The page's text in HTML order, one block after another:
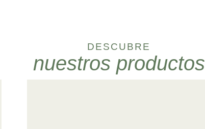
DESCUBRE
nuestros productos